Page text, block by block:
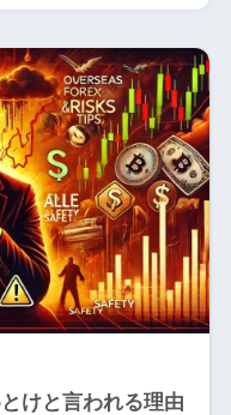
けと言われる理由